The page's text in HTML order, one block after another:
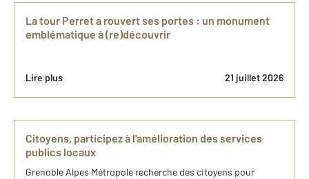
La tour Perret a rouvert ses portes : un monument
emblématique à (re)découvrir
Lire plus 21 juillet 2026
Citoyens, participez à l'amélioration des services
publics locaux
Grenoble Alpes Métropole recherche des citoyens pour